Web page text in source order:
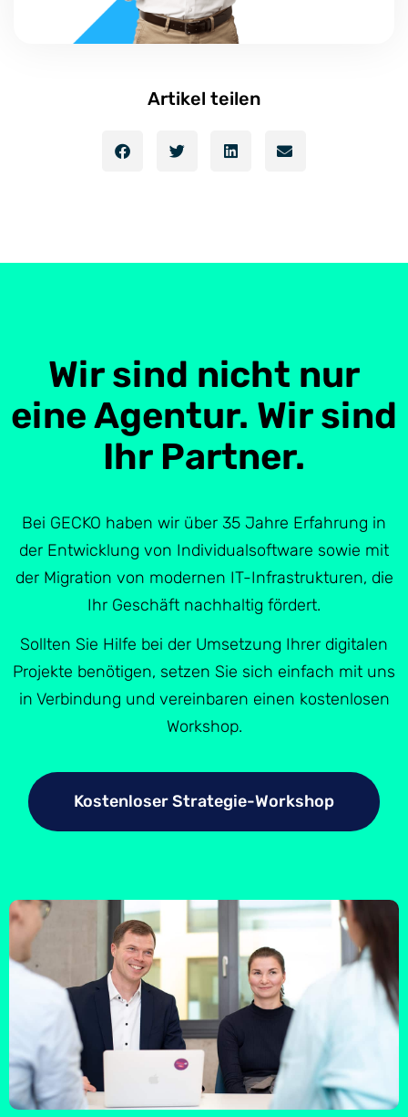
Artikel teilen
Wir sind nicht nur
eine Agentur. Wir sind
Ihr Partner.
Bei GECKO haben wir über 35 Jahre Erfahrung in
der Entwicklung von Individualsoftware sowie mit
der Migration von modernen IT-Infrastrukturen, die
Ihr Geschäft nachhaltig fördert.
Sollten Sie Hilfe bei der Umsetzung Ihrer digitalen
Projekte benötigen, setzen Sie sich einfach mit uns
in Verbindung und vereinbaren einen kostenlosen
Workshop.
Kostenloser Strategie-Workshop